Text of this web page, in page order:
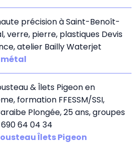
précision à Saint-Benoît-
verre, pierre, plastiques Devis
atelier Bailly Waterjet
métal
& Îlets Pigeon en
formation FFESSM/SSI,
Plongée, 25 ans, groupes
64 04 34
Îlets Pigeon